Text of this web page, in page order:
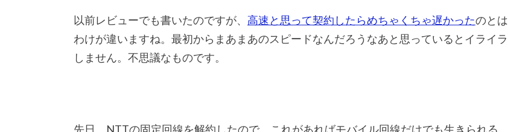
以前レビューでも書いたのですが、 高速と思って契約したらめちゃくちゃ遅かったのとは
わけが違いますね。最初からまあまあのスピードなんだろうなあと思っているとイライラ
しません。不思議なものです。
先日、NTTの固定回線を解約したので、これがあればモバイル回線だけでも生きられる